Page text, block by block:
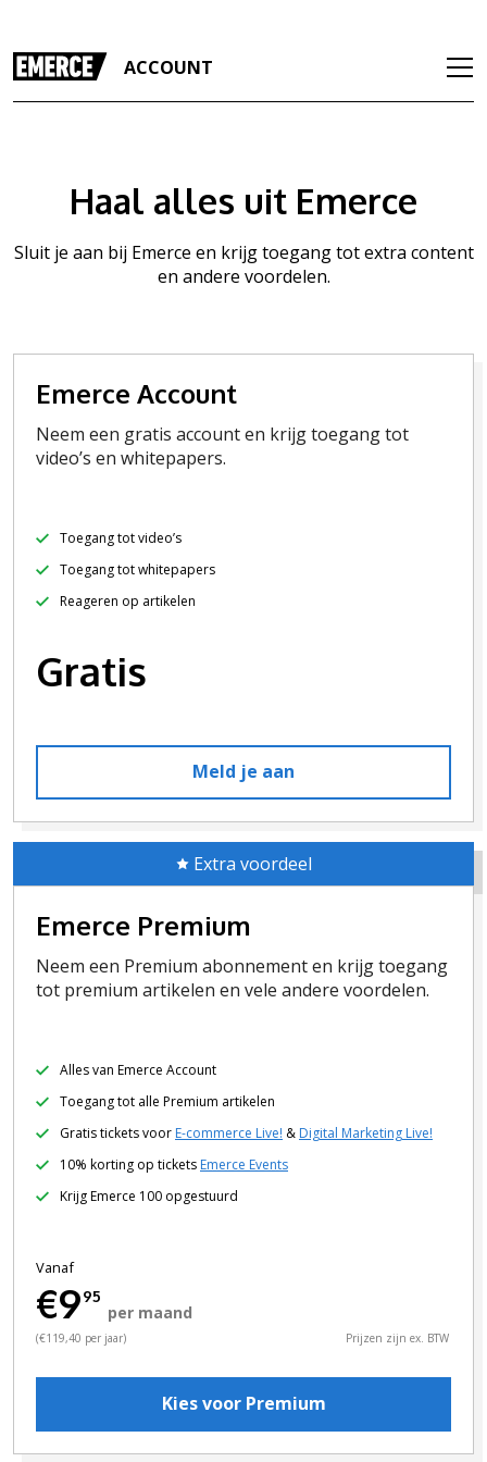
ACCOUNT
Haal alles uit Emerce
Sluit je aan bij Emerce en krijg toegang tot extra content
en andere voordelen.
Emerce Account
Neem een gratis account en krijg toegang tot
video’s en whitepapers.
Toegang tot video’s
Toegang tot whitepapers
Reageren op artikelen
Gratis
Meld je aan
Extra voordeel
Emerce Premium
Neem een Premium abonnement en krijg toegang
tot premium artikelen en vele andere voordelen.
Alles van Emerce Account
Toegang tot alle Premium artikelen
Gratis tickets voor E-commerce Live! & Digital Marketing Live!
10% korting op tickets Emerce Events
Krijg Emerce 100 opgestuurd
Vanaf
€995
per maand
(€119,40 per jaar) Prijzen zijn ex. BTW
Kies voor Premium